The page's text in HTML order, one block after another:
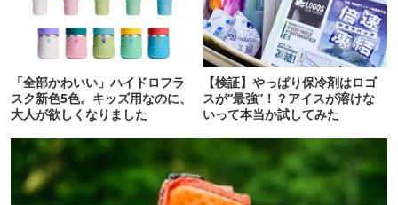
「全部かわいい」ハイドロフラ
スク新色5色。キッズ用なのに、
大人が欲しくなりました
【検証】やっぱり保冷剤はロゴ
スが“最強”！？アイスが溶けな
いって本当か試してみた